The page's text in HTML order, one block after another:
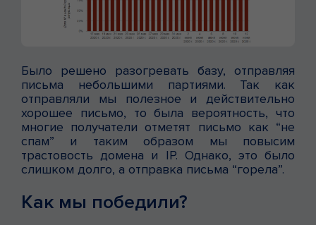
Было решено разогревать базу, отправляя
письма небольшими партиями. Так как
отправляли мы полезное и действительно
хорошее письмо, то была вероятность, что
многие получатели отметят письмо как “не
спам” и таким образом мы повысим
трастовость домена и IP. Однако, это было
слишком долго, а отправка письма “горела”.
Как мы победили?